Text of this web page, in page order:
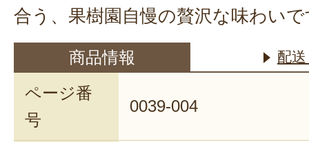
合う、果樹園自慢の贅沢な味わい
商品情報 配
ページ番
号
0039-004